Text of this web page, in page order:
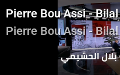
Pierre Bou Assi -
Pierre Bou Assi -